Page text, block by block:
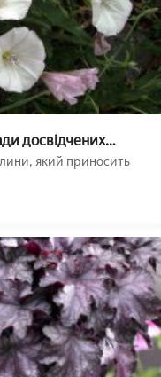
досвідчених
який приносить